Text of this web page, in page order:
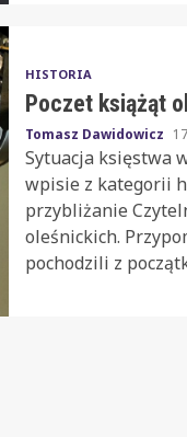
HISTORIA
Poczet książąt
Tomasz Dawidowicz
Sytuacja księstwa
wpisie z kategorii
przybliżanie
oleśnickich.
pochodzili z